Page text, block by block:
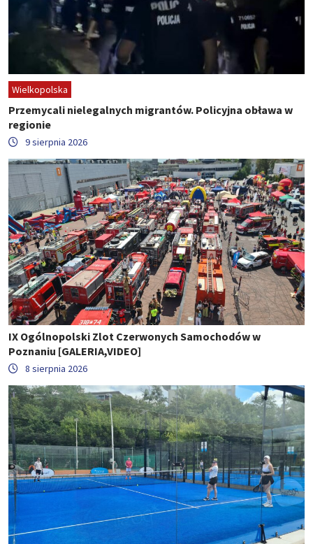
Wielkopolska
Przemycali nielegalnych migrantów. Policyjna obława w
regionie
9 sierpnia 2026
IX Ogólnopolski Zlot Czerwonych Samochodów w
Poznaniu [GALERIA,VIDEO]
8 sierpnia 2026